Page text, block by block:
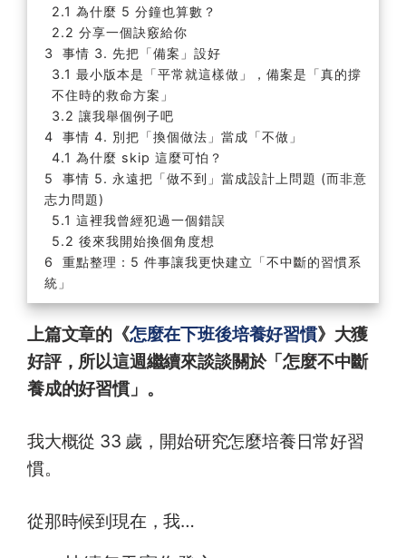
為什麼 5 分鐘也算數？
分享一個訣竅給你
事情 3. 先把「備案」設好
最小版本是「平常就這樣做」，備案是「真的撐
不住時的救命方案」
讓我舉個例子吧
事情 4. 別把「換個做法」當成「不做」
為什麼 skip 這麼可怕？
事情 5. 永遠把「做不到」當成設計上問題 (而非意
志力問題)
這裡我曾經犯過一個錯誤
後來我開始換個角度想
重點整理：5 件事讓我更快建立「不中斷的習慣系
統」
上篇文章的《怎麼在下班後培養好習慣》大獲
好評，所以這週繼續來談談關於「怎麼不中斷
養成的好習慣」。
我大概從 33 歲，開始研究怎麼培養日常好習
慣。
從那時候到現在，我…